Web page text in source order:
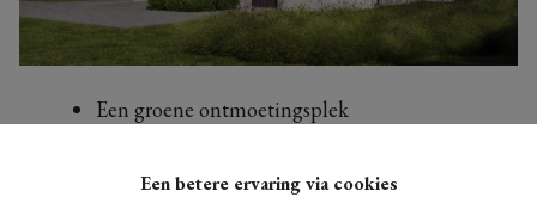
Een betere ervaring via cookies
Een groene ontmoetingsplek
Autoluwe omgeving - veilig en sereen